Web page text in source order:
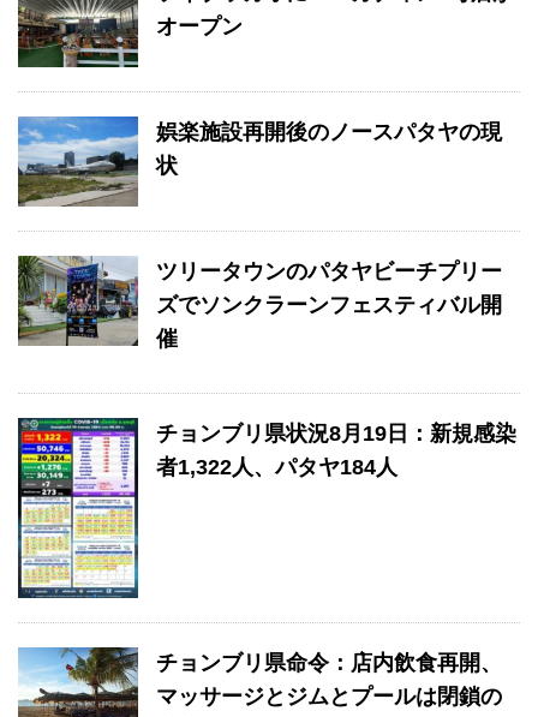
オープン
娯楽施設再開後のノースパタヤの現
状
ツリータウンのパタヤビーチプリー
ズでソンクラーンフェスティバル開
催
チョンブリ県状況8月19日：新規感染
者1,322人、パタヤ184人
チョンブリ県命令：店内飲食再開、
マッサージとジムとプールは閉鎖の